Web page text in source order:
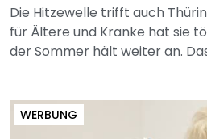
Die Hitzewelle trifft auch
für Ältere und Kranke hat sie
der Sommer hält weiter an. Das
WERBUNG